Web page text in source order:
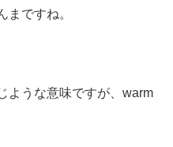
まですね。
ような意味ですが、warm